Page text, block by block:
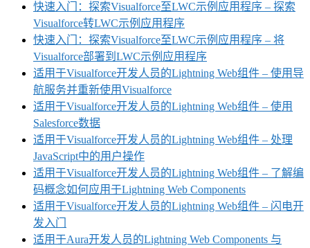
快速入门：探索Visualforce至LWC示例应用程序 – 探索
Visualforce转LWC示例应用程序
快速入门：探索Visualforce至LWC示例应用程序 – 将
Visualforce部署到LWC示例应用程序
适用于Visualforce开发人员的Lightning Web组件 – 使用导
航服务并重新使用Visualforce
适用于Visualforce开发人员的Lightning Web组件 – 使用
Salesforce数据
适用于Visualforce开发人员的Lightning Web组件 – 处理
JavaScript中的用户操作
适用于Visualforce开发人员的Lightning Web组件 – 了解编
码概念如何应用于Lightning Web Components
适用于Visualforce开发人员的Lightning Web组件 – 闪电开
发入门
适用于Aura开发人员的Lightning Web Components 与